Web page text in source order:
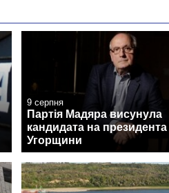
9 серпня
Партія Мадяра висунула
кандидата на президента
Угорщини